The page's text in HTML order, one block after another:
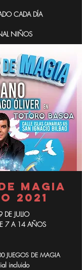
CADA DÍA
NIÑOS
MAGIA
2021
DE JULIO
7 A 14 AÑOS
JUEGOS DE MAGIA
incluido